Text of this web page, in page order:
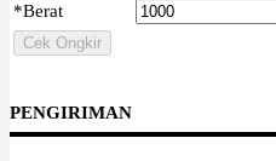
*Berat
Cek Ongkir
PENGIRIMAN